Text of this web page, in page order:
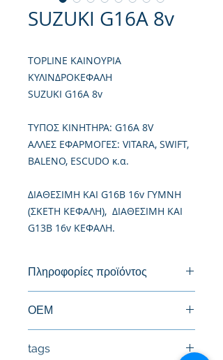
SUZUKI G16A 8v
TOPLINE ΚΑΙΝΟΥΡΙΑ
ΚΥΛΙΝΔΡΟΚΕΦΑΛΗ
SUZUKI G16A 8v
TΥΠΟΣ ΚΙΝΗΤΗΡΑ: G16A 8V
ΑΛΛΕΣ ΕΦΑΡΜΟΓΕΣ: VITARA, SWIFT,
BALENO, ESCUDO κ.α.
ΔΙΑΘΕΣΙΜΗ ΚΑΙ G16B 16v ΓΥΜΝΗ
(ΣΚΕΤΗ ΚΕΦΑΛΗ), ΔΙΑΘΕΣΙΜΗ ΚΑΙ
G13B 16v ΚΕΦΑΛΗ.
Πληροφορίες προϊόντος
ΟΕΜ
tags